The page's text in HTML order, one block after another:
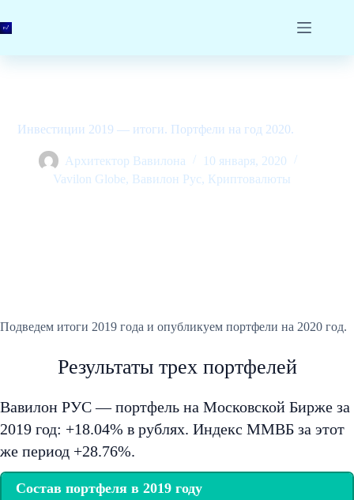
к
сути
Инвестиции 2019 — итоги. Портфели на год 2020.
Архитектор Вавилона
10 января, 2020
Vavilon Globe, Вавилон Рус, Криптовалюты
Подведем итоги 2019 года и опубликуем портфели на 2020 год.
Результаты трех портфелей
Вавилон РУС — портфель на Московской Бирже за
2019 год: +18.04% в рублях. Индекс ММВБ за этот
же период +28.76%.
Состав портфеля в 2019 году